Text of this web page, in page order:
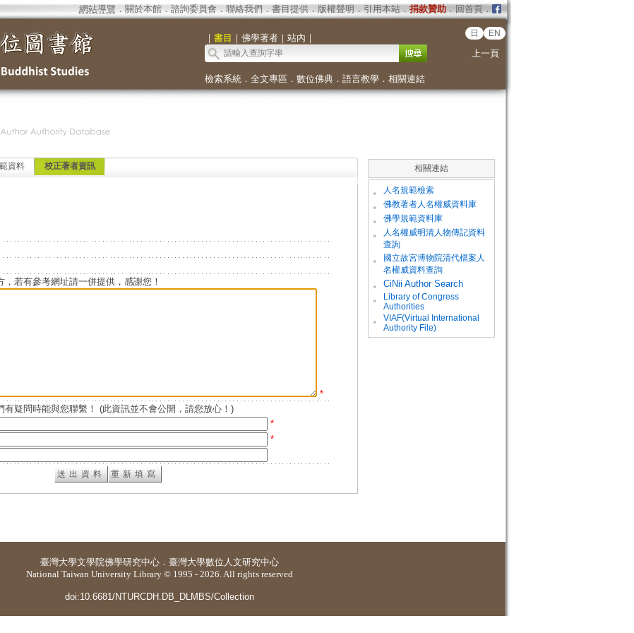
網站導覽 ． 關於本館． 諮詢委員會． 聯絡我們 ． 書目提供． 版權聲明 ． 引用本站． 捐款贊助．回首頁．
｜ 書目 ｜ 佛學著者｜ 站內 ｜ 日 EN
上一頁
檢索系統． 全文專區 ． 數位佛典． 語言教學． 相關連結
資料 校正著者資訊
若有參考網址請一併提供，感謝您！
*
有疑問時能與您聯繫！ (此資訊並不會公開，請您放心！)
*
*
相關連結
。 人名規範檢索
。 佛教著者人名權威資料庫
。 佛學規範資料庫
。
人名權威明清人物傳記資料
查詢
。
國立故宮博物院清代檔案人
名權威資料查詢
。
CiNii Author Search
。
Library of Congress
Authorities
。
VIAF(Virtual International
Authority File)
臺灣大學文學院佛學研究中心 ． 臺灣大學數位人文研究中心
National Taiwan University Library © 1995 - 2026. All rights reserved
doi:10.6681/NTURCDH.DB_DLMBS/Collection